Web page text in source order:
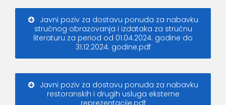
Javni poziv za dostavu ponuda za nabavku
stručnog obrazovanja i izdataka za stručnu
literaturu za period od 01.04.2024. godine do
31.12.2024. godine.pdf
Javni poziv za dostavu ponuda za nabavku
restoranskih i drugih usluga eksterne
reprezentacije.pdf